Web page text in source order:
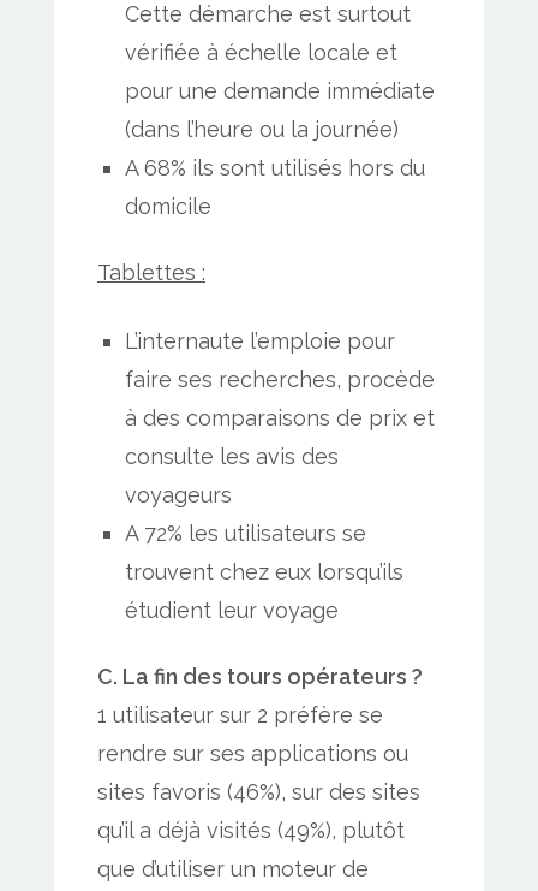
Cette démarche est surtout
vérifiée à échelle locale et
pour une demande immédiate
(dans l’heure ou la journée)
A 68% ils sont utilisés hors du
domicile
Tablettes :
L’internaute l’emploie pour
faire ses recherches, procède
à des comparaisons de prix et
consulte les avis des
voyageurs
A 72% les utilisateurs se
trouvent chez eux lorsqu’ils
étudient leur voyage
C. La fin des tours opérateurs ?
1 utilisateur sur 2 préfère se
rendre sur ses applications ou
sites favoris (46%), sur des sites
qu’il a déjà visités (49%), plutôt
que d’utiliser un moteur de